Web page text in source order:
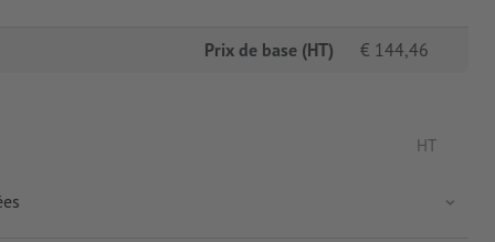
Prix de base (HT) € 144,46
HT